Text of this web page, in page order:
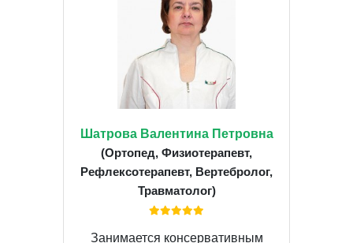
Шатрова Валентина Петровна
(Ортопед, Физиотерапевт,
Рефлексотерапевт, Вертебролог,
Травматолог)
Занимается консервативным